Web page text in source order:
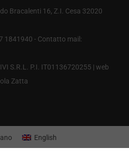
Bracalenti 16, Z.I. Cesa 32020
1841940 - Contatto mail:
S.R.L. P.I. IT01136720255 | web
Zatta
English